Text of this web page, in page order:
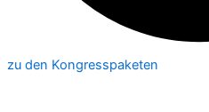
zu den Kongresspaketen